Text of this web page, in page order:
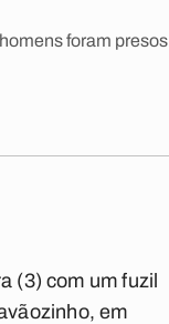
foram presos
(3) com um fuzil
em